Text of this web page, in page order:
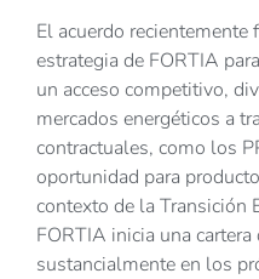
El acuerdo
estrategia de FORTIA
un acceso competitivo,
mercados energéticos a
contractuales, como los
oportunidad para
contexto de la Transición
FORTIA inicia una
sustancialmente en los